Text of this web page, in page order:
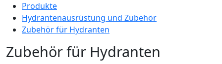
Produkte
Hydrantenausrüstung und Zubehör
Zubehör für Hydranten
Zubehör für Hydranten